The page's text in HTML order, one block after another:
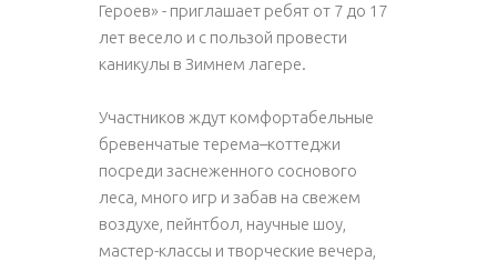
Героев» - приглашает ребят от 7 до 17
лет весело и с пользой провести
каникулы в Зимнем лагере.
Участников ждут комфортабельные
бревенчатые терема–коттеджи
посреди заснеженного соснового
леса, много игр и забав на свежем
воздухе, пейнтбол, научные шоу,
мастер-классы и творческие вечера,